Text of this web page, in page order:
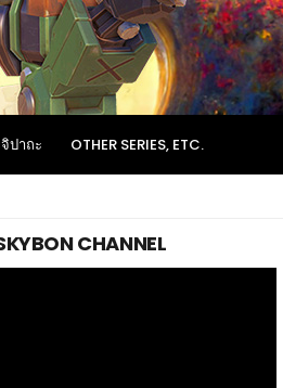
ปาถะ OTHER SERIES, ETC.
CHANNEL